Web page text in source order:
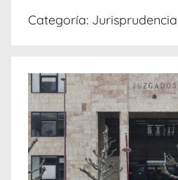
Locales
Categoría: Jurisprudencia